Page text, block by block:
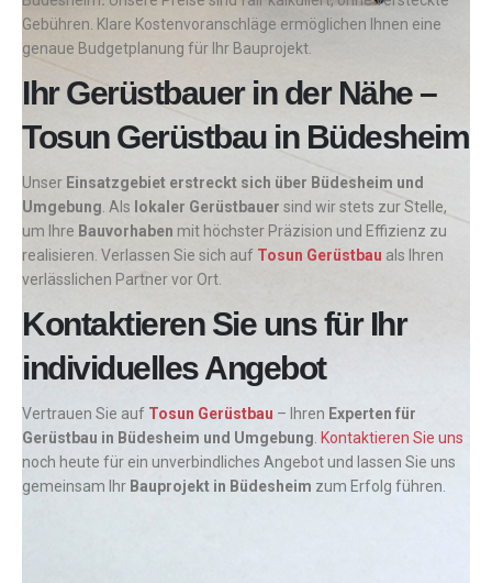
Gebühren. Klare Kostenvoranschläge ermöglichen Ihnen eine
genaue Budgetplanung für Ihr Bauprojekt.
Ihr Gerüstbauer in der Nähe –
Tosun Gerüstbau in Büdesheim
Unser Einsatzgebiet erstreckt sich über Büdesheim und
Umgebung . Als lokaler Gerüstbauer sind wir stets zur Stelle,
um Ihre Bauvorhaben mit höchster Präzision und Effizienz zu
realisieren. Verlassen Sie sich auf Tosun Gerüstbau als Ihren
verlässlichen Partner vor Ort.
Kontaktieren Sie uns für Ihr
individuelles Angebot
Vertrauen Sie auf Tosun Gerüstbau – Ihren Experten für
Gerüstbau in Büdesheim und Umgebung Kontaktieren Sie uns
noch heute für ein unverbindliches Angebot und lassen Sie uns
gemeinsam Ihr Bauprojekt in Büdesheim zum Erfolg führen.